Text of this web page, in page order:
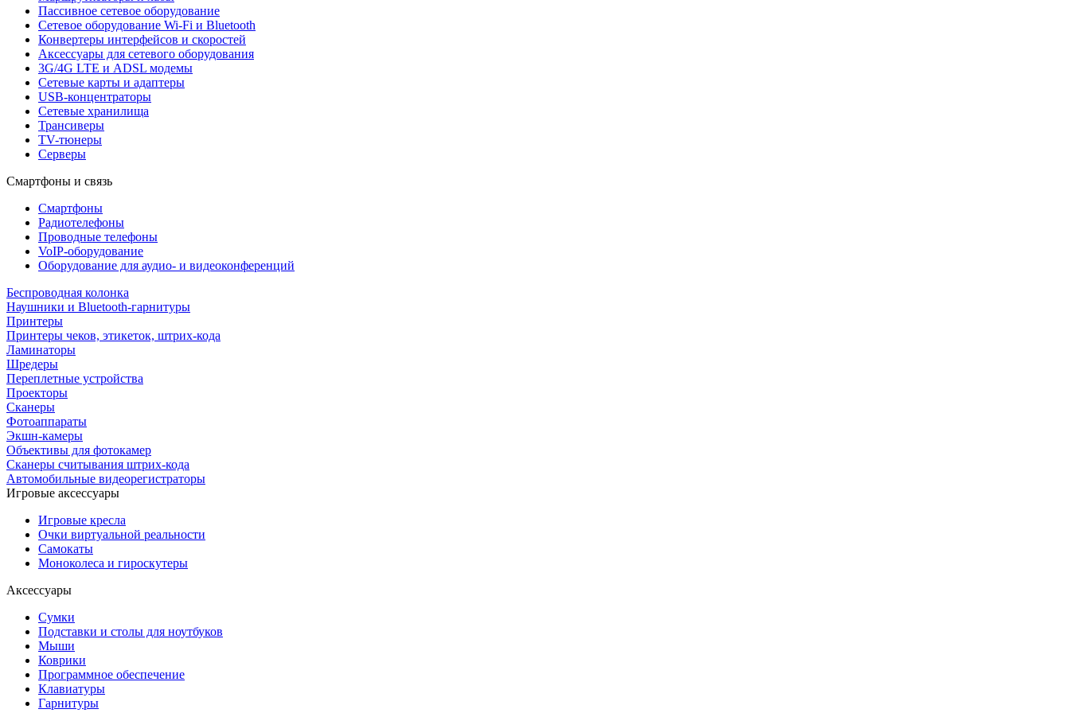
Пассивное сетевое оборудование
Сетевое оборудование Wi-Fi и Bluetooth
Конвертеры интерфейсов и скоростей
Аксессуары для сетевого оборудования
3G/4G LTE и ADSL модемы
Сетевые карты и адаптеры
USB-концентраторы
Сетевые хранилища
Трансиверы
TV-тюнеры
Серверы
Смартфоны и связь
Смартфоны
Радиотелефоны
Проводные телефоны
VoIP-оборудование
Оборудование для аудио- и видеоконференций
Беспроводная колонка
Наушники и Bluetooth-гарнитуры
Принтеры
Принтеры чеков, этикеток, штрих-кода
Ламинаторы
Шредеры
Переплетные устройства
Проекторы
Сканеры
Фотоаппараты
Экшн-камеры
Объективы для фотокамер
Сканеры считывания штрих-кода
Автомобильные видеорегистраторы
Игровые аксессуары
Игровые кресла
Очки виртуальной реальности
Самокаты
Моноколеса и гироскутеры
Аксессуары
Сумки
Подставки и столы для ноутбуков
Мыши
Коврики
Программное обеспечение
Клавиатуры
Гарнитуры